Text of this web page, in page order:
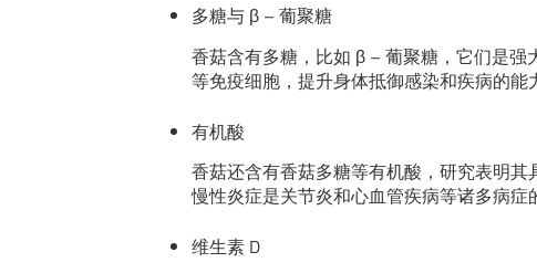
多糖与 β – 葡聚糖
香菇含有多糖，比如 β – 葡聚糖，它们是
等免疫细胞，提升身体抵御感染和疾病的能
有机酸
香菇还含有香菇多糖等有机酸，研究表明
慢性炎症是关节炎和心血管疾病等诸多病症
维生素 D